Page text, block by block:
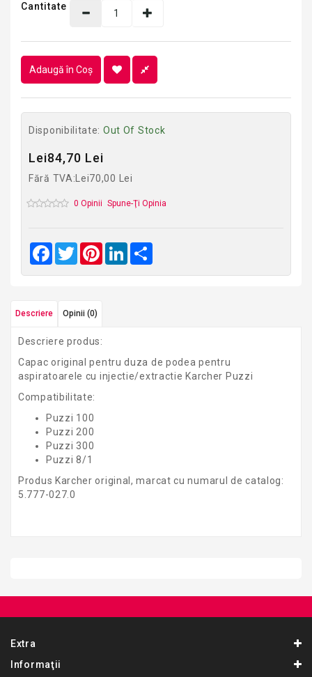
Cantitate
Adaugă în Coş
Disponibilitate: Out Of Stock
Lei84,70 Lei
Fără TVA:Lei70,00 Lei
0 Opinii Spune-Ţi Opinia
Facebook
TwitterPinterestLinkedIn
Descriere Opinii (0)
Descriere produs:
Capac original pentru duza de podea pentru
aspiratoarele cu injectie/extractie Karcher Puzzi
Compatibilitate:
Puzzi 100
Puzzi 200
Puzzi 300
Puzzi 8/1
Produs Karcher original, marcat cu numarul de catalog:
5.777-027.0
Extra
Informaţii